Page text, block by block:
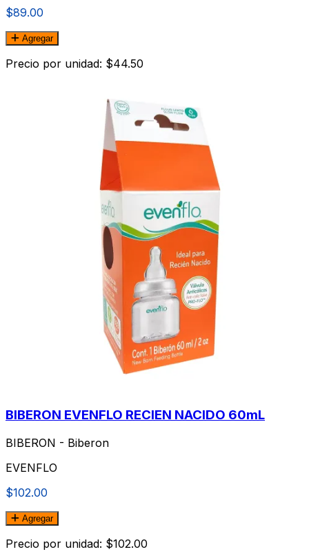
$89.00
Agregar
Precio por unidad: $44.50
BIBERON EVENFLO RECIEN NACIDO 60mL
BIBERON - Biberon
EVENFLO
$102.00
Agregar
Precio por unidad: $102.00